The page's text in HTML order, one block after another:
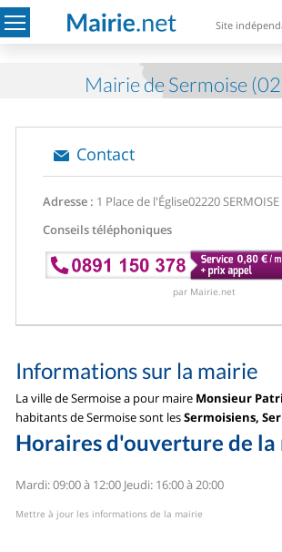
Site
Mairie de Sermoise
Contact
Adresse : 1 Place de l'Église02220 SERMOISE
Conseils téléphoniques
par Mairie.net
Informations sur la mairie
La ville de Sermoise a pour maire Monsieur
habitants de Sermoise sont lesSermoisiens,
Horaires d'ouverture de la
Mardi: 09:00 à 12:00 Jeudi: 16:00 à 20:00
Mettre à jour les informations de la mairie